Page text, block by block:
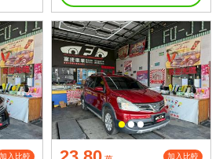
加入比較 加入比較